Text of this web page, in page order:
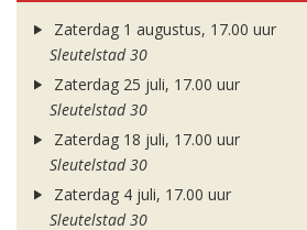
Zaterdag 1 augustus, 17.00 uur
Sleutelstad 30
Zaterdag 25 juli, 17.00 uur
Sleutelstad 30
Zaterdag 18 juli, 17.00 uur
Sleutelstad 30
Zaterdag 4 juli, 17.00 uur
Sleutelstad 30